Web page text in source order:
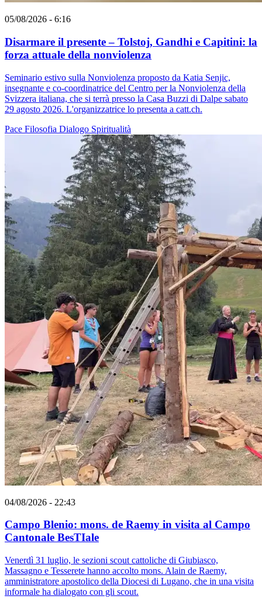
05/08/2026 - 6:16
Disarmare il presente – Tolstoj, Gandhi e Capitini: la
forza attuale della nonviolenza
Seminario estivo sulla Nonviolenza proposto da Katia Senjic,
insegnante e co-coordinatrice del Centro per la Nonviolenza della
Svizzera italiana, che si terrà presso la Casa Buzzi di Dalpe sabato
29 agosto 2026. L'organizzatrice lo presenta a catt.ch.
Pace Filosofia Dialogo Spiritualità
04/08/2026 - 22:43
Campo Blenio: mons. de Raemy in visita al Campo
Cantonale BesTIale
Venerdì 31 luglio, le sezioni scout cattoliche di Giubiasco,
Massagno e Tesserete hanno accolto mons. Alain de Raemy,
amministratore apostolico della Diocesi di Lugano, che in una visita
informale ha dialogato con gli scout.